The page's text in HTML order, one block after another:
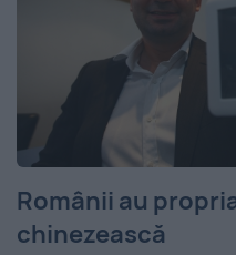
Românii au
chinezească